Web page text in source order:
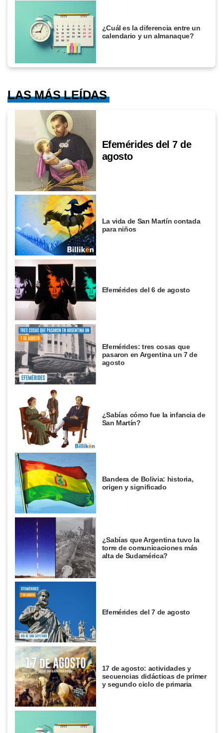
¿Cuál es la diferencia entre un
calendario y un almanaque?
LAS MÁS LEÍDAS
Efemérides del 7 de
agosto
La vida de San Martín contada
para niños
Efemérides del 6 de agosto
Efemérides: tres cosas que
pasaron en Argentina un 7 de
agosto
¿Sabías cómo fue la infancia de
San Martín?
Bandera de Bolivia: historia,
origen y significado
¿Sabías que Argentina tuvo la
torre de comunicaciones más
alta de Sudamérica?
Efemérides del 7 de agosto
17 de agosto: actividades y
secuencias didácticas de primer
y segundo ciclo de primaria